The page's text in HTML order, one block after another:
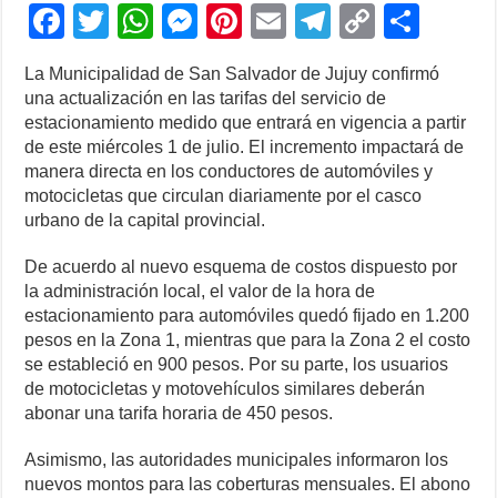
F
a
c
e
b
o
o
k
T
wi
tt
er
W
h
at
s
A
p
p
M
e
ss
e
n
g
er
Pi
nt
er
e
st
E
m
ail
T
el
e
gr
a
m
C
p
y
Li
n
h
ar
e
La Municipalidad de San Salvador de Jujuy confirmó
una actualización en las tarifas del servicio de
estacionamiento medido que entrará en vigencia a partir
de este miércoles 1 de julio. El incremento impactará de
manera directa en los conductores de automóviles y
motocicletas que circulan diariamente por el casco
urbano de la capital provincial.
De acuerdo al nuevo esquema de costos dispuesto por
la administración local, el valor de la hora de
estacionamiento para automóviles quedó fijado en 1.200
pesos en la Zona 1, mientras que para la Zona 2 el costo
se estableció en 900 pesos. Por su parte, los usuarios
de motocicletas y motovehículos similares deberán
abonar una tarifa horaria de 450 pesos.
Asimismo, las autoridades municipales informaron los
nuevos montos para las coberturas mensuales. El abono